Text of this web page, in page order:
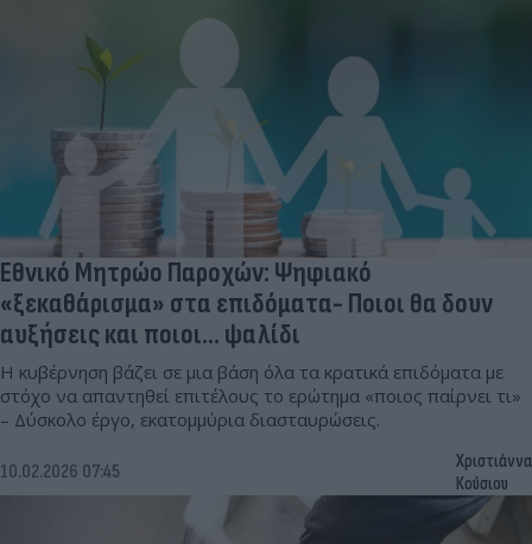
Εθνικό Μητρώο Παροχών: Ψηφιακό
«ξεκαθάρισμα» στα επιδόματα- Ποιοι θα δουν
αυξήσεις και ποιοι… ψαλίδι
Η κυβέρνηση βάζει σε μια βάση όλα τα κρατικά επιδόματα με
στόχο να απαντηθεί επιτέλους το ερώτημα «ποιος παίρνει τι»
– Δύσκολο έργο, εκατομμύρια διασταυρώσεις.
10.02.2026 07:45
Χριστιάννα
Κούσιου